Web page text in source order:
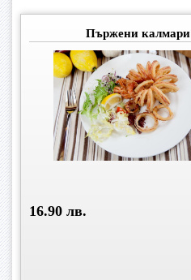
Пържени калмари
16.90 лв.